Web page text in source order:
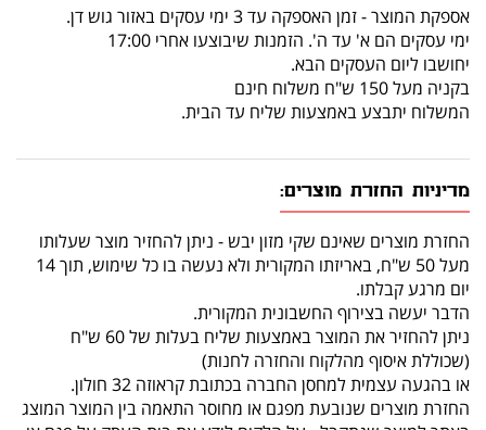
אספקת המוצר - זמן האספקה עד 3 ימי עסקים באזור גוש דן.
ימי עסקים הם א' עד ה'. הזמנות שיבוצעו אחרי 17:00
יחושבו ליום העסקים הבא.
בקניה מעל 150 ש"ח משלוח חינם
המשלוח יתבצע באמצעות שליח עד הבית.
מדיניות החזרת מוצרים:
החזרת מוצרים שאינם שקי מזון יבש - ניתן להחזיר מוצר שעלותו
מעל 50 ש"ח, באריזתו המקורית ולא נעשה בו כל שימוש, תוך 14
יום מרגע קבלתו.
הדבר יעשה בצירוף החשבונית המקורית.
ניתן להחזיר את המוצר באמצעות שליח בעלות של 60 ש"ח
(שכוללת איסוף מהלקוח והחזרה לחנות)
או בהגעה עצמית למחסן החברה בכתובת קראוזה 32 חולון.
החזרת מוצרים שנובעת מפגם או מחוסר התאמה בין המוצר המוצג